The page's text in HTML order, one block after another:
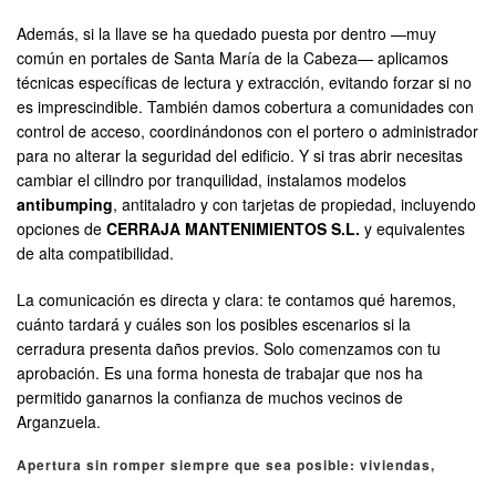
Además, si la llave se ha quedado puesta por dentro —muy
común en portales de Santa María de la Cabeza— aplicamos
técnicas específicas de lectura y extracción, evitando forzar si no
es imprescindible. También damos cobertura a comunidades con
control de acceso, coordinándonos con el portero o administrador
para no alterar la seguridad del edificio. Y si tras abrir necesitas
cambiar el cilindro por tranquilidad, instalamos modelos
antibumping, antitaladro y con tarjetas de propiedad, incluyendo
opciones de CERRAJA MANTENIMIENTOS S.L. y equivalentes
de alta compatibilidad.
La comunicación es directa y clara: te contamos qué haremos,
cuánto tardará y cuáles son los posibles escenarios si la
cerradura presenta daños previos. Solo comenzamos con tu
aprobación. Es una forma honesta de trabajar que nos ha
permitido ganarnos la confianza de muchos vecinos de
Arganzuela.
Apertura sin romper siempre que sea posible: viviendas,